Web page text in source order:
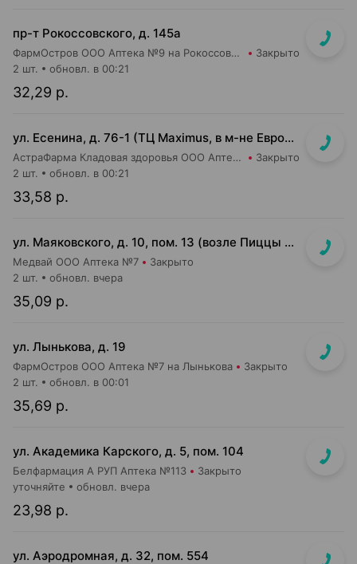
пр-т Рокоссовского, д. 145а
ФармОстров ООО Аптека №9 на Рокоссовского Закрыто
32,29 р.
2 шт. обновл. в 00:21
ул. Есенина, д. 76-1 (ТЦ Maximus, в м-не Евроопт Super)
АстраФарма Кладовая здоровья ООО Аптека №9 Закрыто
33,58 р.
2 шт. обновл. в 00:21
ул. Маяковского, д. 10, пом. 13 (возле Пиццы Мании)
Медвай ООО Аптека №7 Закрыто
35,09 р.
2 шт. обновл. вчера
ул. Лынькова, д. 19
ФармОстров ООО Аптека №7 на Лынькова Закрыто
35,69 р.
2 шт. обновл. в 00:01
ул. Академика Карского, д. 5, пом. 104
Белфармация А РУП Аптека №113 Закрыто
23,98 р.
уточняйте обновл. вчера
ул. Аэродромная, д. 32, пом. 554